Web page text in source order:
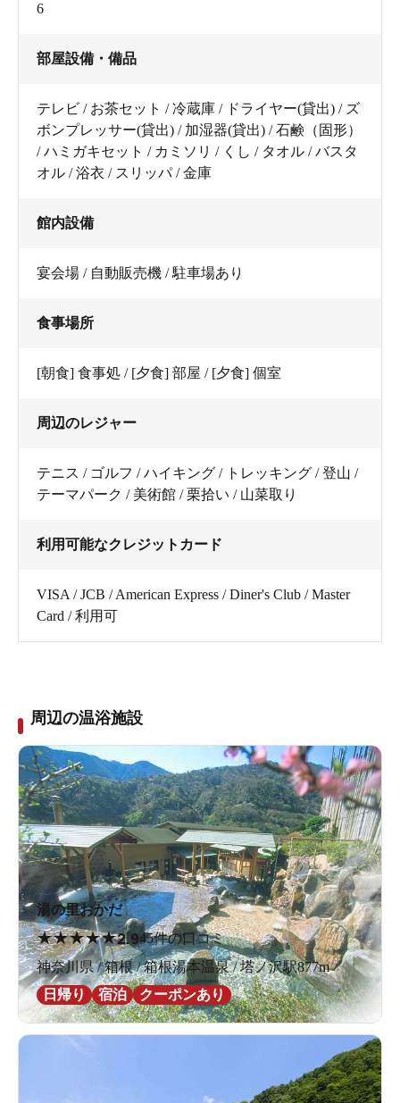
6
部屋設備・備品
テレビ / お茶セット / 冷蔵庫 / ドライヤー(貸出) / ズ
ボンプレッサー(貸出) / 加湿器(貸出) / 石鹸（固形）
/ ハミガキセット / カミソリ / くし / タオル / バスタ
オル / 浴衣 / スリッパ / 金庫
館内設備
宴会場 / 自動販売機 / 駐車場あり
食事場所
[朝食] 食事処 / [夕食] 部屋 / [夕食] 個室
周辺のレジャー
テニス / ゴルフ / ハイキング / トレッキング / 登山 /
テーマパーク / 美術館 / 栗拾い / 山菜取り
利用可能なクレジットカード
VISA / JCB / American Express / Diner's Club / Master
Card / 利用可
周辺の温浴施設
湯の里おかだ
★★★★★2.945件の口コミ
神奈川県 / 箱根 / 箱根湯本温泉 / 塔ノ沢駅877m
日帰り
宿泊 クーポンあり